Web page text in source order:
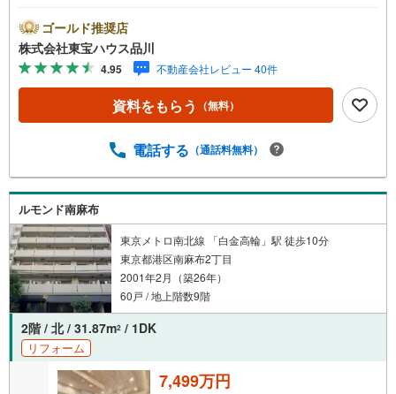
とも包み隠さずお伝えし、「納得して選ぶ」ためのサポー
トを大切にしています。現地でしか分からないリアルな情
報も含めて、一緒に後悔しない住まい探しを進めていきま
しょう。まずはお気軽にご相談ください。【Yahoo！ 不動
産キャンペーン対象店舗】当店で物件を成約するとPayPay
ボーナスライトがもらえる「Yahoo！ 不動産 物件ご成約キ
予約をする」ボタンからお問い合わせください。※必ずYah
スライトは出金と譲渡はできません。ご案内・詳細な資料
のご請求はお気軽にどうぞ♪お電話でのお問い合わせも常
時受け付けております！お気軽にお問い合わせください。
ゴールド推奨店
株式会社東宝ハウス品川
4.95 不動産会社レビュー 40件
資料をもらう （無料）
電話する （通話料無料）
ルモンド南麻布
東京メトロ南北線 「白金高輪」駅 徒歩10分
東京都港区南麻布2丁目
2001年2月（築26年）
60戸 / 地上階数9階
2階 / 北 / 31.87m2 / 1DK
リフォーム
7,499万円